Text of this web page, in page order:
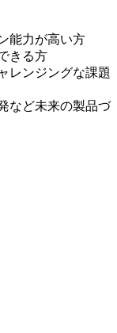
能力が高い方
きる方
レンジングな課題
など未来の製品づ